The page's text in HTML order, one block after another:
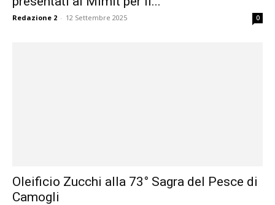
Redazione 2 - 12 Settembre 2025 0
Oleificio Zucchi alla 73° Sagra del Pesce di
Camogli